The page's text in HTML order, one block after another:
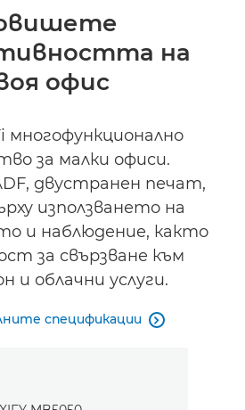
на
офис
многофункционално
за малки офиси.
двустранен печат,
използването на
и наблюдение, както
за свързване към
и облачни услуги.
спецификации 